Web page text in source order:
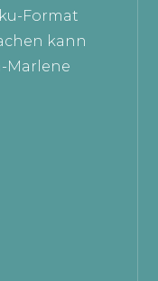
Format
kann
Marlene